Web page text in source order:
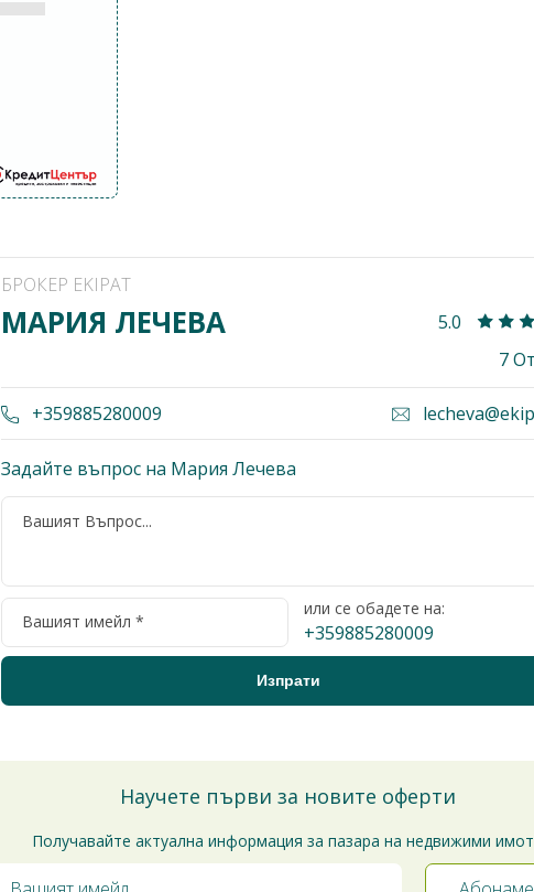
БРОКЕР EKIPAT
МАРИЯ ЛЕЧЕВА
5.0
7
+359885280009
Задайте въпрос на Мария Лечева
или се обадете на:
+359885280009
Научете първи за новите оферти
Получавайте актуална информация за пазара на недвижими